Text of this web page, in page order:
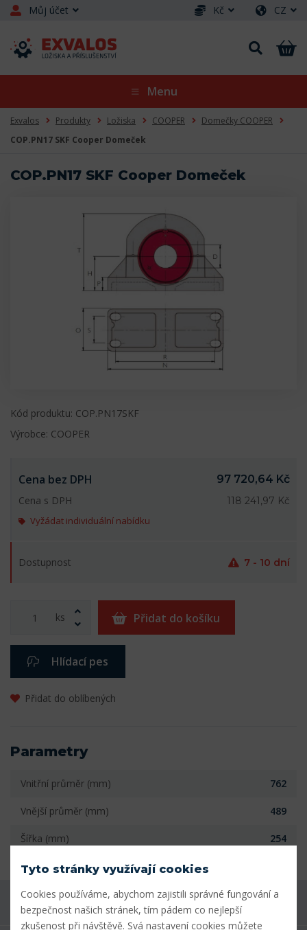
Můj účet Kč CZ
Menu
Exvalos Produkty Ložiska COOPER
Domečky COOPER
COP.PN17 SKF Cooper Domeček
COP.PN17 SKF Cooper Domeček
Kód produktu: COP.PN17SKF
Výrobce: COOPER
Cena bez DPH
97 720,64 Kč
Cena s DPH
118 241,97 Kč
Vyžádat individuální nabídku
Dostupnost 7 - 10 dní
ks Přidat do košíku
Hlídací pes
Přidat do oblíbených
Parametry
Vnitřní průměr (mm) 762
Vnější průměr (mm) 489
Šířka (mm) 254
Máte dotaz k produktu?
Tyto stránky využívají cookies
Cookies používáme, abychom zajistili správné fungování a
bezpečnost našich stránek, tím pádem co nejlepší
zkušenost při návštěvě. Svá nastavení cookies můžete